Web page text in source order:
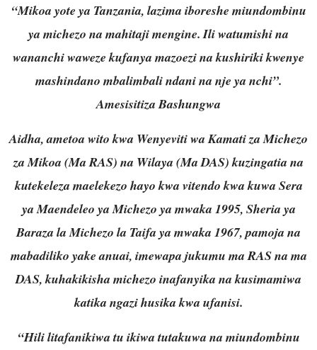
“Mikoa yote ya Tanzania, lazima iboreshe miundombinu
ya michezo na mahitaji mengine. Ili watumishi na
wananchi waweze kufanya mazoezi na kushiriki kwenye
mashindano mbalimbali ndani na nje ya nchi”.
Amesisitiza Bashungwa
Aidha, ametoa wito kwa Wenyeviti wa Kamati za Michezo
za Mikoa (Ma RAS) na Wilaya (Ma DAS) kuzingatia na
kutekeleza maelekezo hayo kwa vitendo kwa kuwa Sera
ya Maendeleo ya Michezo ya mwaka 1995, Sheria ya
Baraza la Michezo la Taifa ya mwaka 1967, pamoja na
mabadiliko yake anuai, imewapa jukumu ma RAS na ma
DAS, kuhakikisha michezo inafanyika na kusimamiwa
katika ngazi husika kwa ufanisi.
“Hili litafanikiwa tu ikiwa tutakuwa na miundombinu